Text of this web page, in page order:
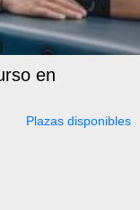
en
Plazas disponibles